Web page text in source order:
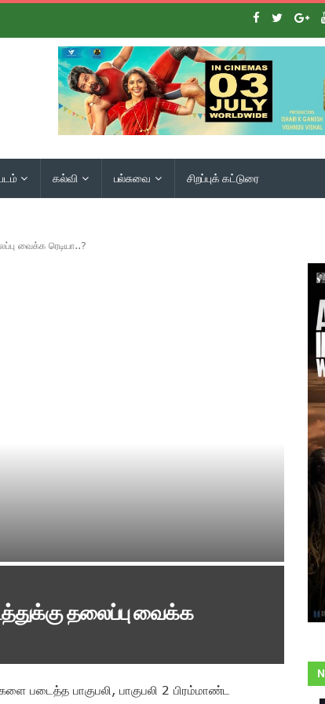
கல்வி பல்சுவை சிறப்புக் கட்டுரை
வைக்க ரெடியா..?
தலைப்பு வைக்க
படைத்த பாகுபலி, பாகுபலி 2 பிரம்மாண்ட